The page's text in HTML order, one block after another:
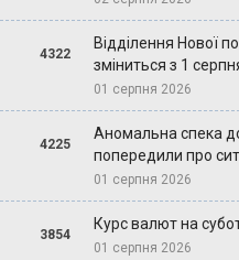
4322
Відділення Нової
зміниться з 1
01 серпня 2026
4225
Аномальна спека
попередили про
01 серпня 2026
3854
Курс валют на
01 серпня 2026